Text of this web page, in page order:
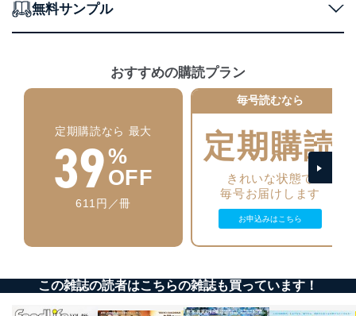
機器に標準装備されているユーザー制御機能（ユ
外部からの不正アクセス等の防止
個人データを取り扱う機器等のオペレーティング
システムを最新の状態に保持しています。
個人データを取り扱う機器等にセキュリティ対策
ソフトウェア等を導入し、自動更新 機能等の活用
により、これを最新状態としています。
情報システムの使用に伴う漏洩等の防止
メール等により個人データの含まれるファイルを
送信する場合に、当該ファイルへのパスワードを
当社は、内部監査及びマネジメントレビューの機会を通
じて、個人情報保護マネジメントシステムを継続的に改
無料サンプル
おすすめの購読プラン
定期購読なら 最大
39%
OFF
611円／冊
毎号読むなら
定期購読
きれいな状態で
毎号お届けします
お申込みはこちら
この雑誌の読者はこちらの雑誌も買っています！